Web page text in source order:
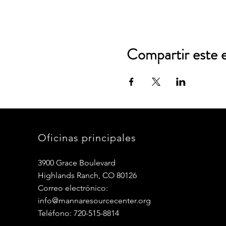
Compartir este
Oficinas principales
3900 Grace Boulevard
Highlands Ranch, CO 80126
Correo electrónico:
info@mannaresourcecenter.org
Teléfono: 720-515-8814